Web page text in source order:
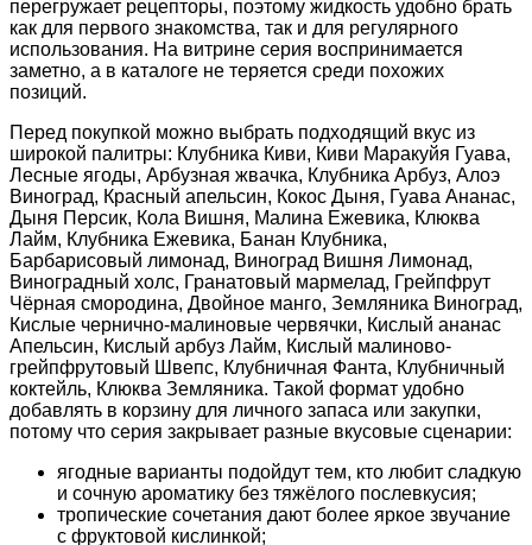
перегружает рецепторы, поэтому жидкость удобно брать
как для первого знакомства, так и для регулярного
использования. На витрине серия воспринимается
заметно, а в каталоге не теряется среди похожих
позиций.
Перед покупкой можно выбрать подходящий вкус из
широкой палитры: Клубника Киви, Киви Маракуйя Гуава,
Лесные ягоды, Арбузная жвачка, Клубника Арбуз, Алоэ
Виноград, Красный апельсин, Кокос Дыня, Гуава Ананас,
Дыня Персик, Кола Вишня, Малина Ежевика, Клюква
Лайм, Клубника Ежевика, Банан Клубника,
Барбарисовый лимонад, Виноград Вишня Лимонад,
Виноградный холс, Гранатовый мармелад, Грейпфрут
Чёрная смородина, Двойное манго, Земляника Виноград,
Кислые чернично-малиновые червячки, Кислый ананас
Апельсин, Кислый арбуз Лайм, Кислый малиново-
грейпфрутовый Швепс, Клубничная Фанта, Клубничный
коктейль, Клюква Земляника. Такой формат удобно
добавлять в корзину для личного запаса или закупки,
потому что серия закрывает разные вкусовые сценарии:
ягодные варианты подойдут тем, кто любит сладкую
и сочную ароматику без тяжёлого послевкусия;
тропические сочетания дают более яркое звучание
с фруктовой кислинкой;